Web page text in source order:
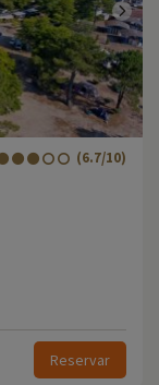
(6.7/10)
Reservar